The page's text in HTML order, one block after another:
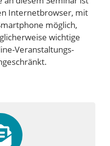
Internetbrowser, mit
möglich,
wichtige
Veranstaltungs-